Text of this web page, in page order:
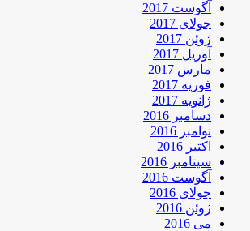
آگوست 2017
جولای 2017
ژوئن 2017
آوریل 2017
مارس 2017
فوریه 2017
ژانویه 2017
دسامبر 2016
نوامبر 2016
اکتبر 2016
سپتامبر 2016
آگوست 2016
جولای 2016
ژوئن 2016
می 2016